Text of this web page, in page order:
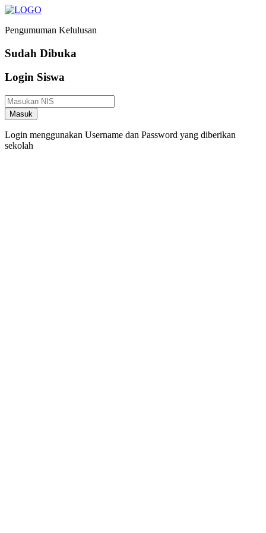
Pengumuman Kelulusan
Sudah Dibuka
Login Siswa
Masuk
Login menggunakan Username dan Password yang diberikan
sekolah